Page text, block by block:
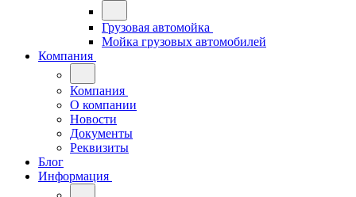
Грузовая автомойка
Мойка грузовых автомобилей
Компания
Компания
О компании
Новости
Документы
Реквизиты
Блог
Информация